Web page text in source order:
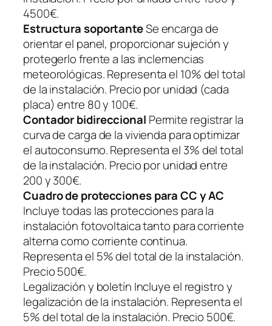
4500€.
Estructura soportanteSe encarga de
orientar el panel, proporcionar sujeción y
protegerlo frente a las inclemencias
meteorológicas. Representa el 10% del total
de la instalación. Precio por unidad (cada
placa) entre 80 y 100€.
Contador bidireccional Permite registrar la
curva de carga de la vivienda para optimizar
el autoconsumo. Representa el 3% del total
de la instalación. Precio por unidad entre
200 y 300€.
Cuadro de protecciones para CC y AC
Incluye todas las protecciones para la
instalación fotovoltaica tanto para corriente
alterna como corriente continua.
Representa el 5% del total de la instalación.
Precio 500€.
Legalización y boletín Incluye el registro y
legalización de la instalación. Representa el
5% del total de la instalación. Precio 500€.